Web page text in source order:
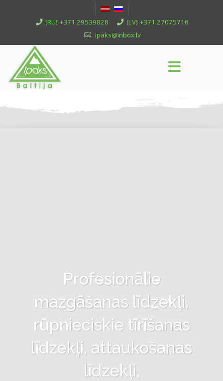
(RU) +371 29539828
(LV) +371 27075716
ipaks@inbox.lv
Profesionālie
mazgāšanas līdzekļi,
rūpnieciskie tīrīšanas
līdzekļi, attaukošanas
līdzekļi,